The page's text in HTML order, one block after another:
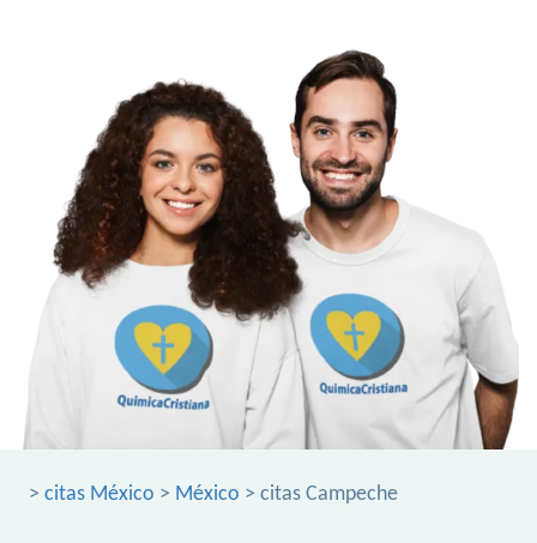
> citas México > México > citas Campeche